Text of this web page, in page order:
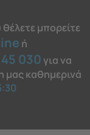
μπορείτε
ή
030 για να
μας καθημερινά